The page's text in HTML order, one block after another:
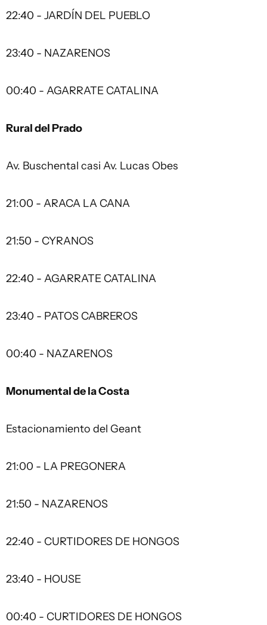
22:40 - JARDÍN DEL PUEBLO
23:40 - NAZARENOS
00:40 - AGARRATE CATALINA
Rural del Prado
Av. Buschental casi Av. Lucas Obes
21:00 - ARACA LA CANA
21:50 - CYRANOS
22:40 - AGARRATE CATALINA
23:40 - PATOS CABREROS
00:40 - NAZARENOS
Monumental de la Costa
Estacionamiento del Geant
21:00 - LA PREGONERA
21:50 - NAZARENOS
22:40 - CURTIDORES DE HONGOS
23:40 - HOUSE
00:40 - CURTIDORES DE HONGOS